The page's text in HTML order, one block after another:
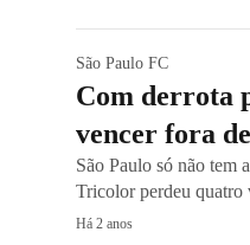
São Paulo FC
Com derrota
vencer fora
São Paulo só não tem
Tricolor perdeu quatro
Há 2 anos